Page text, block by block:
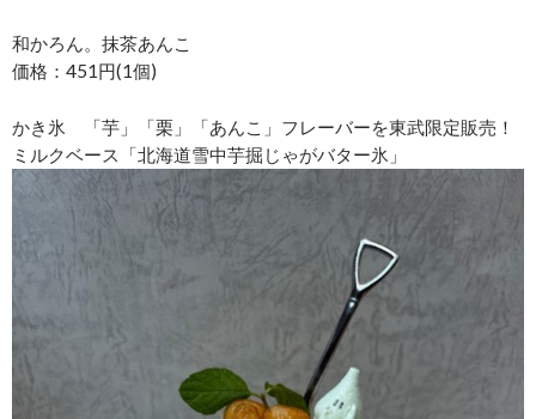
和かろん。抹茶あんこ
価格：451円(1個)
かき氷 「芋」「栗」「あんこ」フレーバーを東武限定販売！
ミルクベース「北海道雪中芋掘じゃがバター氷」